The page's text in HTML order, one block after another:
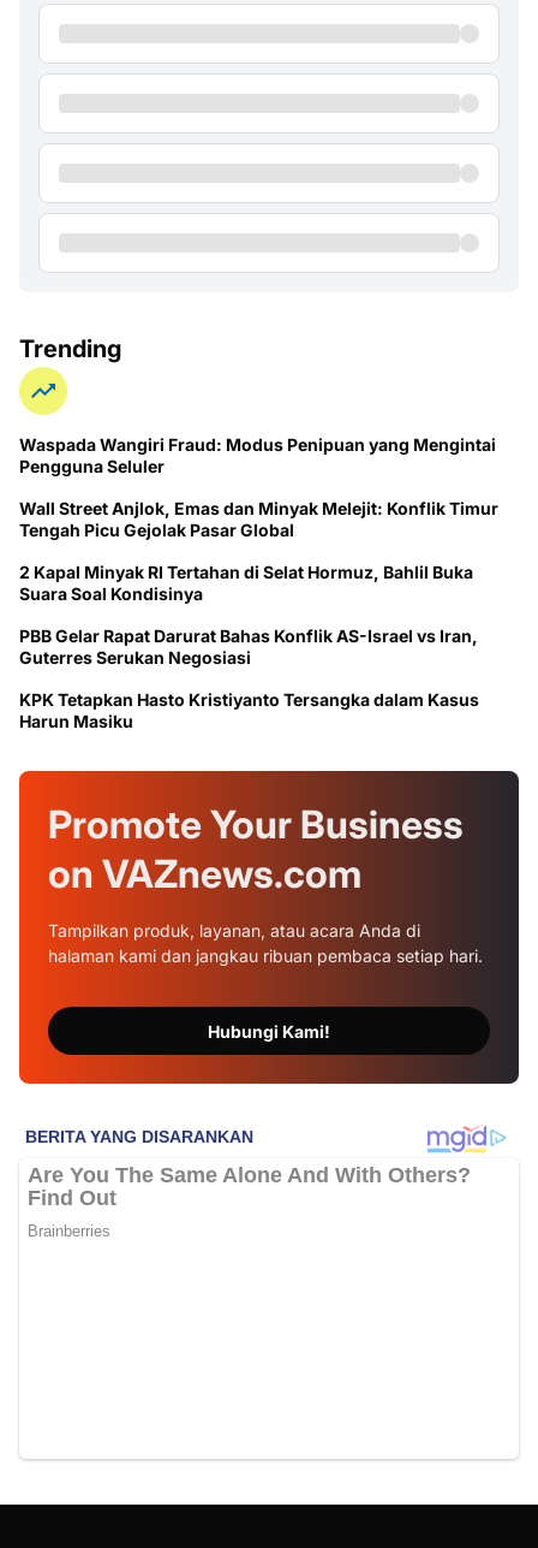
Trending
Waspada Wangiri Fraud: Modus Penipuan yang Mengintai
Pengguna Seluler
Wall Street Anjlok, Emas dan Minyak Melejit: Konflik Timur
Tengah Picu Gejolak Pasar Global
2 Kapal Minyak RI Tertahan di Selat Hormuz, Bahlil Buka
Suara Soal Kondisinya
PBB Gelar Rapat Darurat Bahas Konflik AS-Israel vs Iran,
Guterres Serukan Negosiasi
KPK Tetapkan Hasto Kristiyanto Tersangka dalam Kasus
Harun Masiku
Promote Your Business
on VAZnews.com
Tampilkan produk, layanan, atau acara Anda di
halaman kami dan jangkau ribuan pembaca setiap hari.
Hubungi Kami!